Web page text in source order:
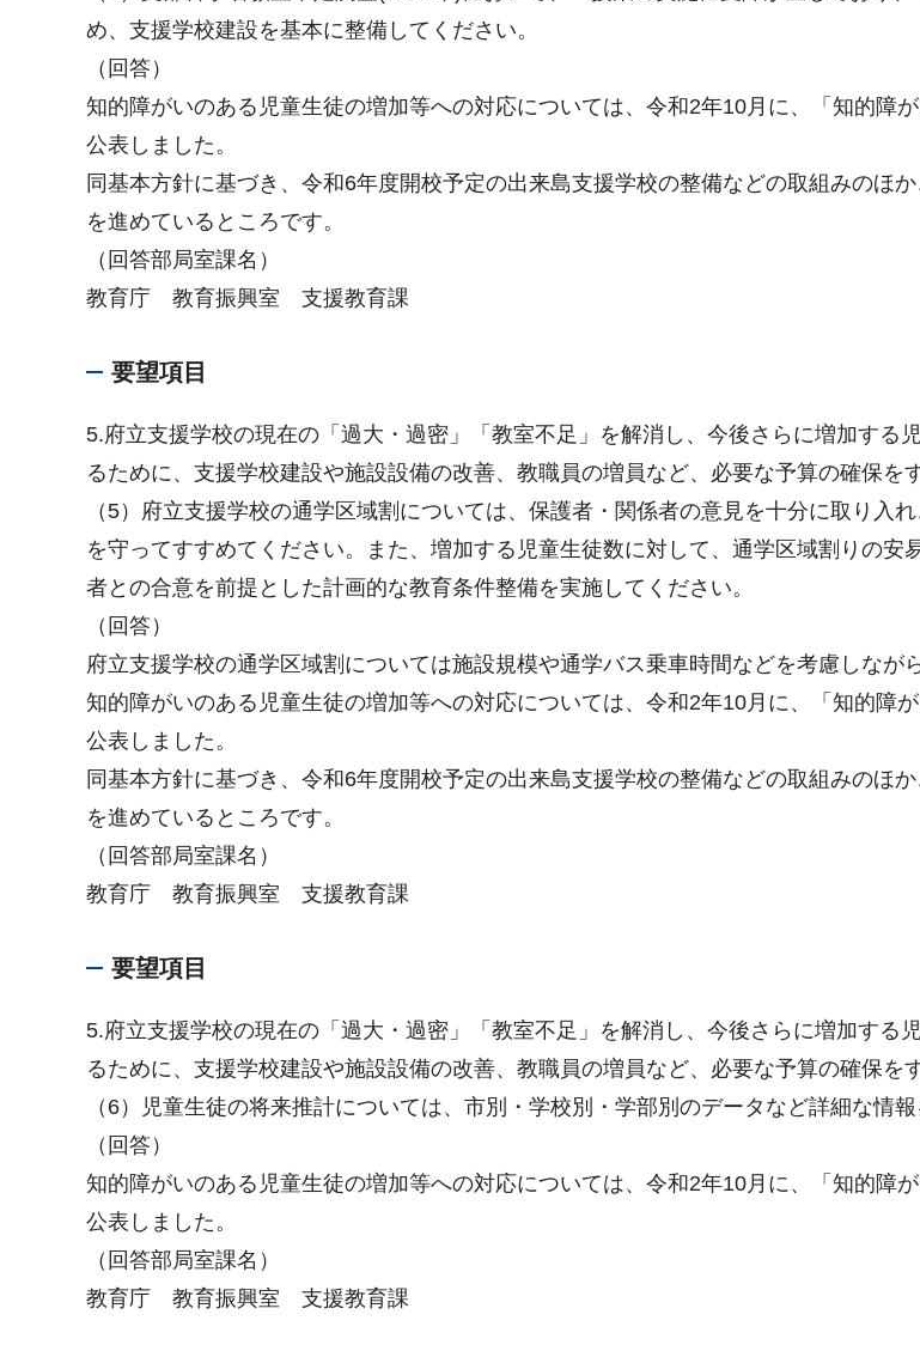
め、支援学校建設を基本に整備してください。
（回答）
知的障がいのある児童生徒の増加等への対応については、令和2年10月に、「知的障
公表しました。
同基本方針に基づき、令和6年度開校予定の出来島支援学校の整備などの取組みのほ
を進めているところです。
（回答部局室課名）
教育庁 教育振興室 支援教育課
要望項目
5.府立支援学校の現在の「過大・過密」「教室不足」を解消し、今後さらに増加する
るために、支援学校建設や施設設備の改善、教職員の増員など、必要な予算の確保を
（5）府立支援学校の通学区域割については、保護者・関係者の意見を十分に取り入
を守ってすすめてください。また、増加する児童生徒数に対して、通学区域割りの
者との合意を前提とした計画的な教育条件整備を実施してください。
（回答）
府立支援学校の通学区域割については施設規模や通学バス乗車時間などを考慮しなが
知的障がいのある児童生徒の増加等への対応については、令和2年10月に、「知的障
公表しました。
同基本方針に基づき、令和6年度開校予定の出来島支援学校の整備などの取組みのほ
を進めているところです。
（回答部局室課名）
教育庁 教育振興室 支援教育課
要望項目
5.府立支援学校の現在の「過大・過密」「教室不足」を解消し、今後さらに増加する
るために、支援学校建設や施設設備の改善、教職員の増員など、必要な予算の確保を
（6）児童生徒の将来推計については、市別・学校別・学部別のデータなど詳細な情報
（回答）
知的障がいのある児童生徒の増加等への対応については、令和2年10月に、「知的障
公表しました。
（回答部局室課名）
教育庁 教育振興室 支援教育課